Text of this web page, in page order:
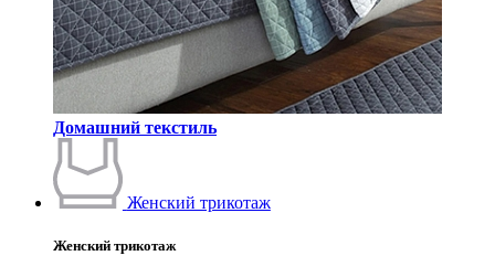
Домашний текстиль
Женский трикотаж
Женский трикотаж